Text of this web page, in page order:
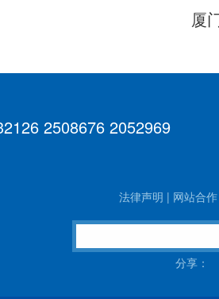
厦
2508676 2052969
法律声明 | 网站合作
分享：